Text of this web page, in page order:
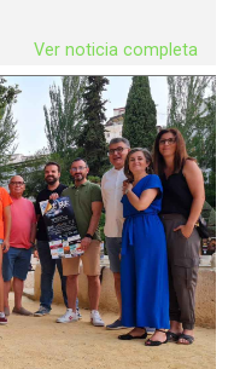
Ver noticia completa